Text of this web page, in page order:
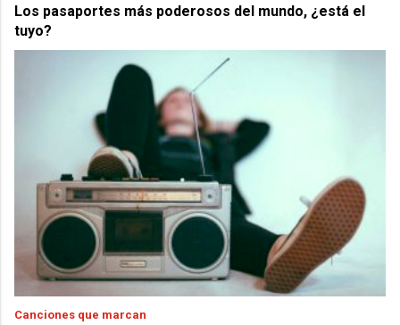
Los pasaportes más poderosos del mundo, ¿está el
tuyo?
Canciones que marcan